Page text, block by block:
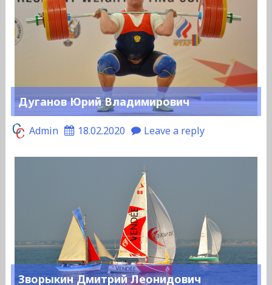
Дуганов Юрий Владимирович
Admin 18.02.2020 Leave a reply
Зворыкин Дмитрий Леонидович